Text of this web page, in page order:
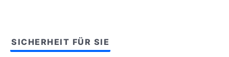
SICHERHEIT FÜR SIE